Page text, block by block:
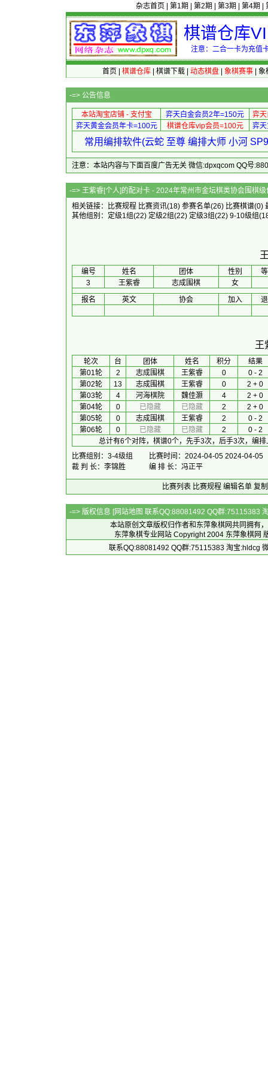
杂志首页 第1期 第2期 第3期 第4期
棋谱仓库
注意：二合一卡为充值
首页 棋谱仓库| 棋谱下载| 动态棋盘| 象棋赛事| 象
-=> 公告信息
本站淘宝店铺 - 支付宝 弈天白金会员2年=150元
弈
弈天黄金会员年卡=100元
棋谱仓库vip会员=100元 弈
常用编排软件(云蛇 至尊 编排大师 小河
注意：本站内容与下面百度广告无关 微信:dpxqcom QQ号
-=> 王紫睿[个人]的配对卡 - 2024年常州市
相关链接：
比赛规程 比赛资讯(18) 参赛名单(26) 比赛棋谱(0)
其他组别： 定级1组(22) 定级2组(22) 定级3组(22) 9-10级组
编号 姓名 团体 性别
3
王紫睿 志成围棋
女
报名
英文 协会 加入
王
轮次 台 团体 姓名 积分
结果
第01轮
2 志成围棋 王紫睿 0
0 - 2
第02轮
13 志成围棋 王紫睿 0
2 + 0
第03轮
4 河海棋院 魏佳灏 4
2 + 0
第04轮
0 已隐藏 已隐藏 2
2 + 0
第05轮
0 志成围棋 王紫睿 2
0 - 2
第06轮
0 已隐藏 已隐藏 2
0 - 2
总计有6个对阵，棋谱0个，先手3次，后手3次，编
比赛组别：3-4级组
比赛时间：2024-04-05 2024-04-05
裁 判 长：李锦胜
编 排 长：冯正平
比赛列表 比赛规程 编辑名单 复
-=> 版权信息 [网站地图 联系QQ:88081492 QQ群:75115383
本站原创文章版权归作者和 东萍象棋网共同拥有
东萍象棋专业网站 Copyright 2004 东萍象棋网
联系QQ:88081492 QQ群:75115383 淘宝:hldcg